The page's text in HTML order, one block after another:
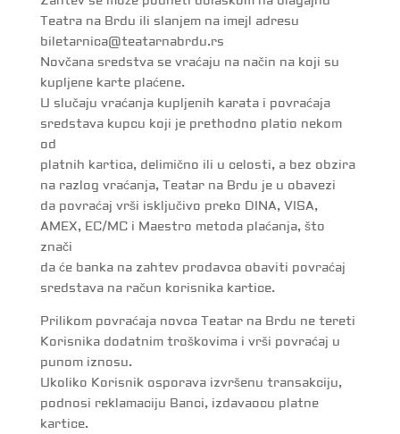
Teatra na Brdu ili slanjem na imejl adresu
biletarnica@teatarnabrdu.rs
Novčana sredstva se vraćaju na način na koji su
kupljene karte plaćene.
U slučaju vraćanja kupljenih karata i povraćaja
sredstava kupcu koji je prethodno platio nekom
od
platnih kartica, delimično ili u celosti, a bez obzira
na razlog vraćanja, Teatar na Brdu je u obavezi
da povraćaj vrši isključivo preko DINA, VISA,
AMEX, EC/MC i Maestro metoda plaćanja, što
znači
da će banka na zahtev prodavca obaviti povraćaj
sredstava na račun korisnika kartice.
Prilikom povraćaja novca Teatar na Brdu ne tereti
Korisnika dodatnim troškovima i vrši povraćaj u
punom iznosu.
Ukoliko Korisnik osporava izvršenu transakciju,
podnosi reklamaciju Banci, izdavaocu platne
kartice.